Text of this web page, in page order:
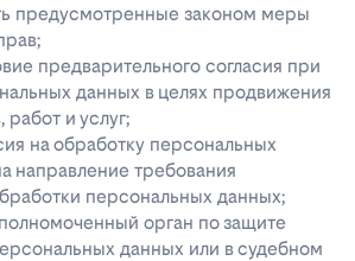
предусмотренные законом меры
предварительного согласия при
данных в целях продвижения
и услуг;
на обработку персональных
направление требования
персональных данных;
орган по защите
данных или в судебном